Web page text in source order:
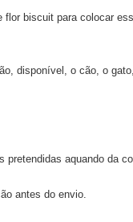
flor biscuit para colocar
disponível, o cão, o
pretendidas aquando da
antes do envio.